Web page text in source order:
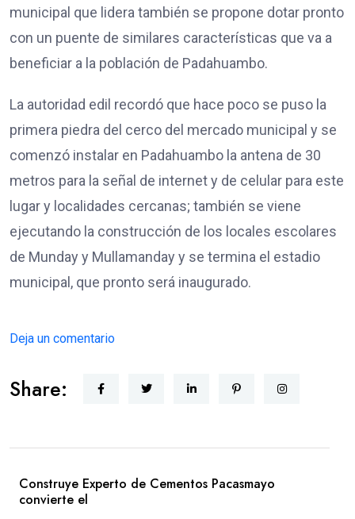
municipal que lidera también se propone dotar pronto
con un puente de similares características que va a
beneficiar a la población de Padahuambo.
La autoridad edil recordó que hace poco se puso la
primera piedra del cerco del mercado municipal y se
comenzó instalar en Padahuambo la antena de 30
metros para la señal de internet y de celular para este
lugar y localidades cercanas; también se viene
ejecutando la construcción de los locales escolares
de Munday y Mullamanday y se termina el estadio
municipal, que pronto será inaugurado.
Deja un comentario
Share:
Construye Experto de Cementos Pacasmayo
convierte el